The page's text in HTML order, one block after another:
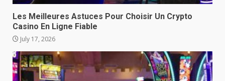
Les Meilleures Astuces Pour Choisir Un Crypto
Casino En Ligne Fiable
July 17, 2026